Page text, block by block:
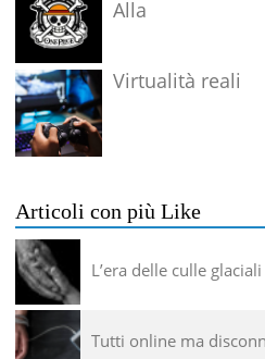
Alla
Virtualità reali
Articoli con più Like
L’era delle culle glaciali
Tutti online ma